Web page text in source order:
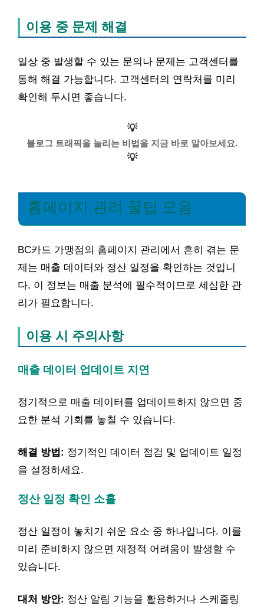
이용 중 문제 해결
일상 중 발생할 수 있는 문의나 문제는 고객센터를
통해 해결 가능합니다. 고객센터의 연락처를 미리
확인해 두시면 좋습니다.
💡
블로그 트래픽을 늘리는 비법을 지금 바로 알아보세요.
💡
홈페이지 관리 꿀팁 모음
BC카드 가맹점의 홈페이지 관리에서 흔히 겪는 문
제는 매출 데이터와 정산 일정을 확인하는 것입니
다. 이 정보는 매출 분석에 필수적이므로 세심한 관
리가 필요합니다.
이용 시 주의사항
매출 데이터 업데이트 지연
정기적으로 매출 데이터를 업데이트하지 않으면 중
요한 분석 기회를 놓칠 수 있습니다.
해결 방법: 정기적인 데이터 점검 및 업데이트 일정
을 설정하세요.
정산 일정 확인 소홀
정산 일정이 놓치기 쉬운 요소 중 하나입니다. 이를
미리 준비하지 않으면 재정적 어려움이 발생할 수
있습니다.
대처 방안: 정산 알림 기능을 활용하거나 스케줄링